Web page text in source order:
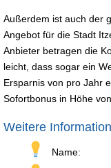
Außerdem ist auch der
Angebot für die Stadt
Anbieter betragen die
leicht, dass sogar ein
Ersparnis von pro Jahr
Sofortbonus in Höhe
Weitere
Name: